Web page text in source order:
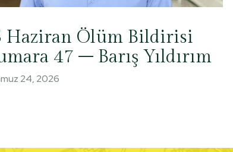
Haziran Ölüm Bildirisi
47 – Barış Yıldırım
24, 2026